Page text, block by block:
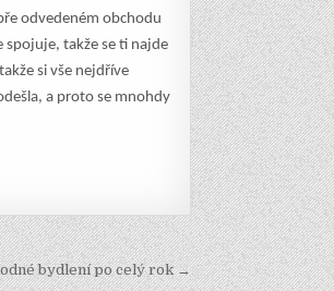
odvedeném obchodu
spojuje, takže se ti najde
si vše nejdříve
a proto se mnohdy
bydlení po celý rok →